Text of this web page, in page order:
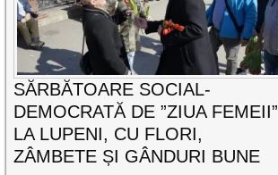
SĂRBĂTOARE SOCIAL-
DEMOCRATĂ DE ”ZIUA FEMEII”
LA LUPENI, CU FLORI,
ZÂMBETE ȘI GÂNDURI BUNE